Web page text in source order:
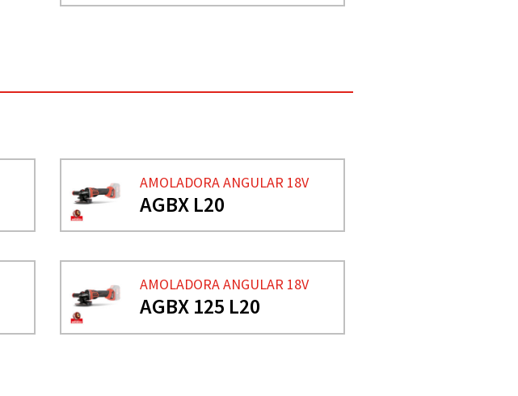
AMOLADORA ANGULAR 18V
AGBX L20
AMOLADORA ANGULAR 18V
AGBX 125 L20